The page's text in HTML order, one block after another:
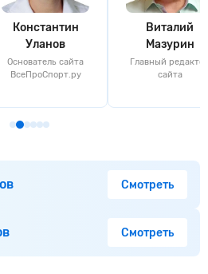
Константин
Уланов
Основатель сайта
ВсеПроСпорт.ру
Виталий
Мазурин
Главный
сайта
Смотреть
Смотреть